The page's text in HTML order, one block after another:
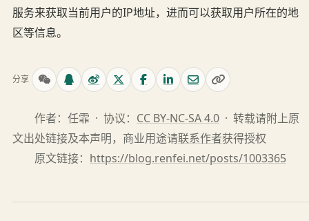
服务来获取当前用户的IP地址，进而可以获取用户所在的地
区等信息。
分享
作者：任霏 · 协议： CC BY-NC-SA 4.0· 转载请附上原
文出处链接及本声明，商业用途请联系作者获得授权
原文链接： https://blog.renfei.net/posts/1003365